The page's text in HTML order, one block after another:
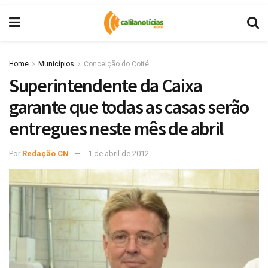
Home Municípios Conceição do Coité
Superintendente da Caixa
garante que todas as casas serão
entregues neste mês de abril
Por Redação CN 1 de abril de 2012